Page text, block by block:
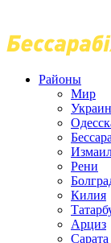
Районы
Мир
Рени
Килия
Арциз
Сарата